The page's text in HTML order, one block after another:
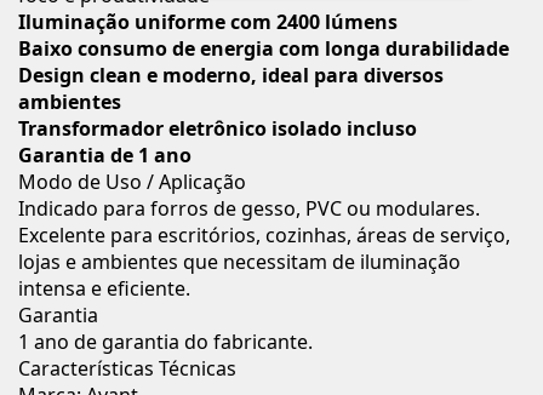
Iluminação uniforme com 2400 lúmens
Baixo consumo de energia com longa durabilidade
Design clean e moderno, ideal para diversos
ambientes
Transformador eletrônico isolado incluso
Garantia de 1 ano
Modo de Uso / Aplicação
Indicado para forros de gesso, PVC ou modulares.
Excelente para escritórios, cozinhas, áreas de serviço,
lojas e ambientes que necessitam de iluminação
intensa e eficiente.
Garantia
1 ano de garantia do fabricante.
Características Técnicas